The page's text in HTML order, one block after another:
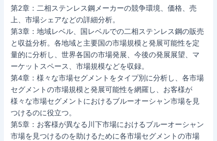
第2章：二相ステンレス鋼メーカーの競争環境、価格、売
上、市場シェアなどの詳細分析。
第3章：地域レベル、国レベルでの二相ステンレス鋼の販売
と収益分析。各地域と主要国の市場規模と発展可能性を定
量的に分析し、世界各国の市場発展、今後の発展展望、マ
ーケットスペース、市場規模などを収録。
第4章：様々な市場セグメントをタイプ別に分析し、各市場
セグメントの市場規模と発展可能性を網羅し、お客様が
様々な市場セグメントにおけるブルーオーシャン市場を見
つけるのに役立つ。
第5章：お客様が異なる川下市場におけるブルーオーシャン
市場を見つけるのを助けるために各市場セグメントの市場